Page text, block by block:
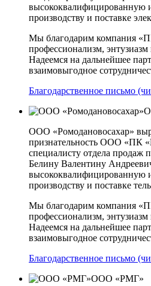
высококвалифицированную
производству и поставке
Мы благодарим компания
профессионализм, энтузиазм
Надеемся на дальнейшее
взаимовыгодное
Благодарственное письмо
ООО «Ромодановосахар»
признательность ООО «ПК
специалисту отдела
Белину Валентину
высококвалифицированную
производству и поставке
Мы благодарим компания
профессионализм, энтузиазм
Надеемся на дальнейшее
взаимовыгодное
Благодарственное письмо
ООО «РМГ»